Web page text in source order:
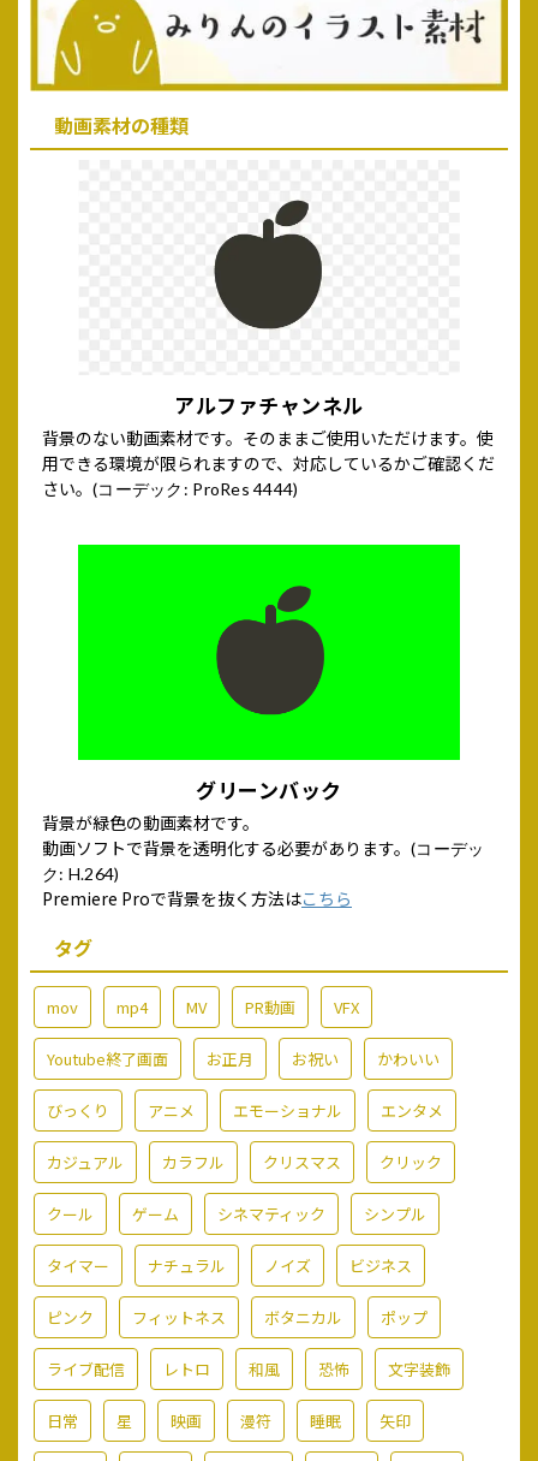
動画素材の種類
アルファチャンネル
背景のない動画素材です。そのままご使用いただけます。使
用できる環境が限られますので、対応しているかご確認くだ
さい。 (コーデック: ProRes 4444)
グリーンバック
背景が緑色の動画素材です。
動画ソフトで背景を透明化する必要があります。 (コーデッ
ク: H.264)
Premiere Proで背景を抜く方法はこちら
タグ
mov mp4 MV PR動画 VFX
Youtube終了画面 お正月 お祝い かわいい
びっくり アニメ エモーショナル エンタメ
カジュアル カラフル クリスマス クリック
クール ゲーム シネマティック シンプル
タイマー ナチュラル ノイズ ビジネス
ピンク フィットネス ボタニカル ポップ
ライブ配信 レトロ 和風 恐怖 文字装飾
日常 星 映画 漫符 睡眠 矢印